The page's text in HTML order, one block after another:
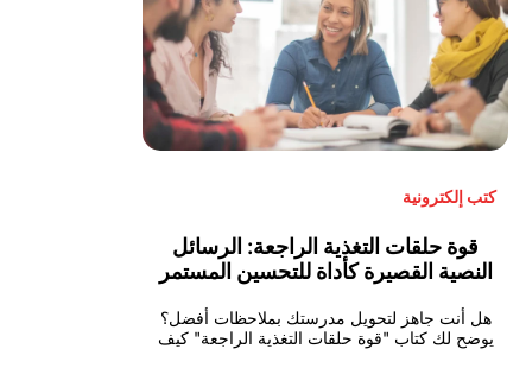
كتب إلكترونية
قوة حلقات التغذية الراجعة: الرسائل
النصية القصيرة كأداة للتحسين المستمر
هل أنت جاهز لتحويل مدرستك بملاحظات أفضل؟
يوضح لك كتاب "قوة حلقات التغذية الراجعة" كيف